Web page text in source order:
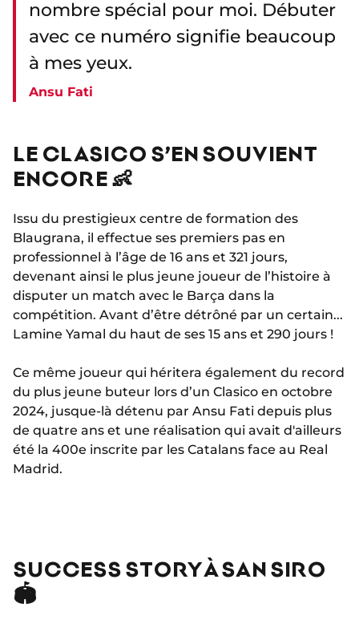
nombre spécial pour moi. Débuter
avec ce numéro signifie beaucoup
à mes yeux.
Ansu Fati
LE CLASICO S’EN SOUVIENT
ENCORE 👶
Issu du prestigieux centre de formation des
Blaugrana, il effectue ses premiers pas en
professionnel à l’âge de 16 ans et 321 jours,
devenant ainsi le plus jeune joueur de l’histoire à
disputer un match avec le Barça dans la
compétition. Avant d’être détrôné par un certain...
Lamine Yamal du haut de ses 15 ans et 290 jours !
Ce même joueur qui héritera également du record
du plus jeune buteur lors d’un Clasico en octobre
2024, jusque-là détenu par Ansu Fati depuis plus
de quatre ans et une réalisation qui avait d'ailleurs
été la 400e inscrite par les Catalans face au Real
Madrid.
SUCCESS STORY À SAN SIRO
🏟️